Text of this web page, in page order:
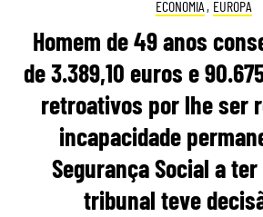
ECONOMIA , EUROPA
Homem de 49 anos
de 3.389,10 euros e
retroativos por lhe ser
incapacidade
Segurança Social a
tribunal teve